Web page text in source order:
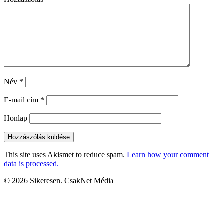
Név *
E-mail cím *
Honlap
This site uses Akismet to reduce spam. Learn how your comment
data is processed.
© 2026 Sikeresen. CsakNet Média